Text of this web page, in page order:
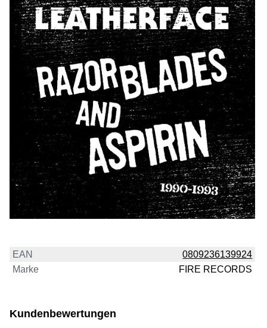
EAN
0809236139924
Marke
FIRE RECORDS
Kundenbewertungen